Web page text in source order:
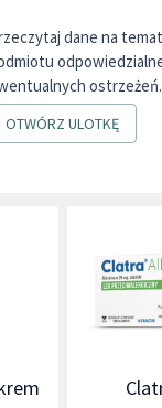
dane na
ostrzeżeń.
OTWÓRZ ULOTKĘ